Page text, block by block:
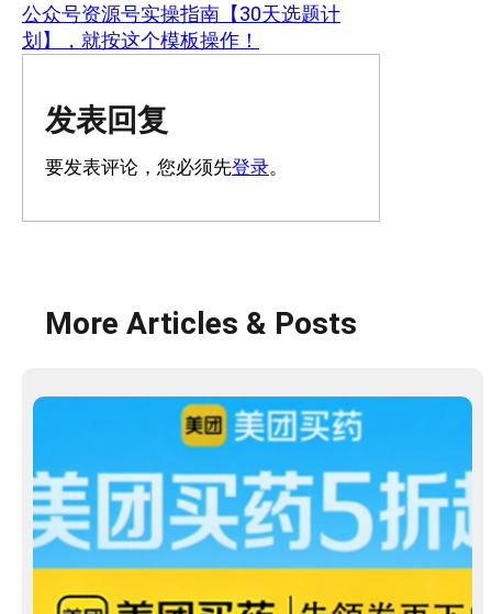
公众号资源号实操指南【30天选题计
划】，就按这个模板操作！
发表回复
要发表评论，您必须先登录。
More Articles & Posts